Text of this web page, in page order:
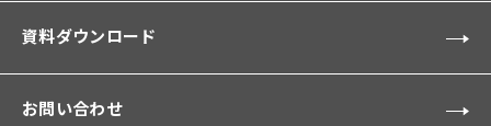
資料ダウンロード
お問い合わせ